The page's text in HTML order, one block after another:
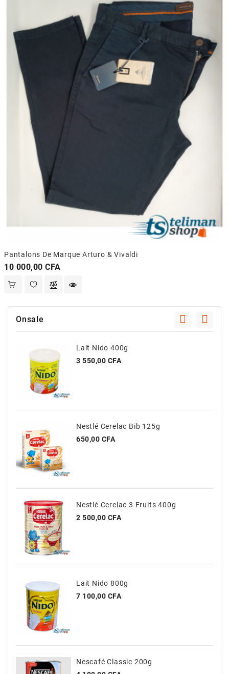
Pantalons De Marque Arturo & Vivaldi
Prix
10 000,00 CFA
Onsale
Lait Nido 400g
Prix
3 550,00 CFA
Nestlé Cerelac Bib 125g
Prix
650,00 CFA
Nestlé Cerelac 3 Fruits 400g
Prix
2 500,00 CFA
Lait Nido 800g
Prix
7 100,00 CFA
Nescafé Classic 200g